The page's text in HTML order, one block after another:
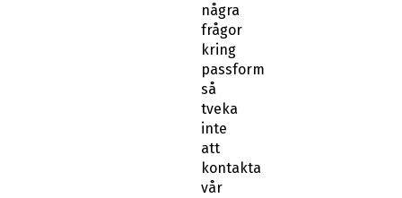
några
frågor
kring
passform
så
tveka
inte
att
kontakta
vår